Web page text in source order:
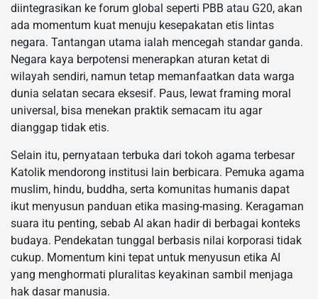
diintegrasikan ke forum global seperti PBB atau G20, akan
ada momentum kuat menuju kesepakatan etis lintas
negara. Tantangan utama ialah mencegah standar ganda.
Negara kaya berpotensi menerapkan aturan ketat di
wilayah sendiri, namun tetap memanfaatkan data warga
dunia selatan secara eksesif. Paus, lewat framing moral
universal, bisa menekan praktik semacam itu agar
dianggap tidak etis.
Selain itu, pernyataan terbuka dari tokoh agama terbesar
Katolik mendorong institusi lain berbicara. Pemuka agama
muslim, hindu, buddha, serta komunitas humanis dapat
ikut menyusun panduan etika masing-masing. Keragaman
suara itu penting, sebab AI akan hadir di berbagai konteks
budaya. Pendekatan tunggal berbasis nilai korporasi tidak
cukup. Momentum kini tepat untuk menyusun etika AI
yang menghormati pluralitas keyakinan sambil menjaga
hak dasar manusia.